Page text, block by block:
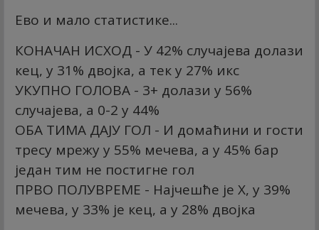
Ево и мало статистике...
КОНАЧАН ИСХОД - У 42% случајева долази
кец, у 31% двојка, а тек у 27% икс
УКУПНО ГОЛОВА - 3+ долази у 56%
случајева, а 0-2 у 44%
ОБА ТИМА ДАЈУ ГОЛ - И домаћини и гости
тресу мрежу у 55% мечева, а у 45% бар
један тим не постигне гол
ПРВО ПОЛУВРЕМЕ - Најчешће је X, у 39%
мечева, у 33% је кец, а у 28% двојка